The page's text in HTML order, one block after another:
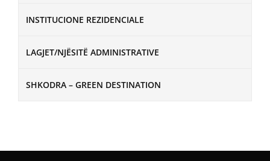
INSTITUCIONE REZIDENCIALE
LAGJET/NJËSITË ADMINISTRATIVE
SHKODRA – GREEN DESTINATION